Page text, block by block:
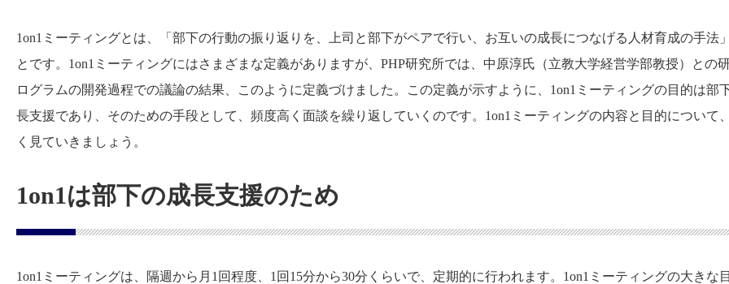
1on1ミーティングとは、「部下の行動の振り返りを、上司と部下がペアで行い、お互いの成長につなげる人材育成の手法
とです。1on1ミーティングにはさまざまな定義がありますが、PHP研究所では、中原淳氏（立教大学経営学部教授）との
ログラムの開発過程での議論の結果、このように定義づけました。この定義が示すように、1on1ミーティングの目的は部
長支援であり、そのための手段として、頻度高く面談を繰り返していくのです。1on1ミーティングの内容と目的について
く見ていきましょう。
1on1は部下の成長支援のため
1on1ミーティングは、隔週から月1回程度、1回15分から30分くらいで、定期的に行われます。1on1ミーティングの大きな